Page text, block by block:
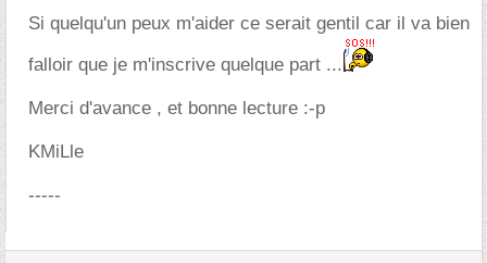
Si quelqu'un peux m'aider ce serait gentil car il va bien
falloir que je m'inscrive quelque part ...
Merci d'avance , et bonne lecture :-p
KMiLle
-----